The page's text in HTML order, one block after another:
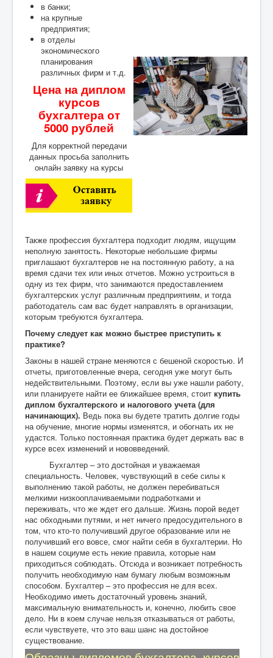
в банки;
на крупные
предприятия;
в отделы
экономического
планирования
различных фирм и т.д.
Цена на диплом
курсов
бухгалтера от
5000 рублей
Для корректной передачи
данных просьба заполнить
онлайн заявку на курсы
Также профессия бухгалтера подходит людям, ищущим
неполную занятость. Некоторые небольшие фирмы
приглашают бухгалтеров не на постоянную работу, а на
время сдачи тех или иных отчетов. Можно устроиться в
одну из тех фирм, что занимаются предоставлением
бухгалтерских услуг различным предприятиям, и тогда
работодатель сам вас будет направлять в организации,
которым требуются бухгалтера.
Почему следует как можно быстрее приступить к
практике?
Законы в нашей стране меняются с бешеной скоростью. И
отчеты, приготовленные вчера, сегодня уже могут быть
недействительными. Поэтому, если вы уже нашли работу,
или планируете найти ее ближайшее время, стоит купить
диплом бухгалтерского и налогового учета (для
начинающих). Ведь пока вы будете тратить долгие годы
на обучение, многие нормы изменятся, и обогнать их не
удастся. Только постоянная практика будет держать вас в
курсе всех изменений и нововведений.
Бухгалтер – это достойная и уважаемая
специальность. Человек, чувствующий в себе силы к
выполнению такой работы, не должен перебиваться
мелкими низкооплачиваемыми подработками и
переживать, что же ждет его дальше. Жизнь порой ведет
нас обходными путями, и нет ничего предосудительного в
том, что кто-то получивший другое образование или не
получивший его вовсе, смог найти себя в бухгалтерии. Но
в нашем социуме есть некие правила, которые нам
приходиться соблюдать. Отсюда и возникает потребность
получить необходимую нам бумагу любым возможным
способом. Бухгалтер – это профессия не для всех.
Необходимо иметь достаточный уровень знаний,
максимальную внимательность и, конечно, любить свое
дело. Ни в коем случае нельзя отказываться от работы,
если чувствуете, что это ваш шанс на достойное
существование.